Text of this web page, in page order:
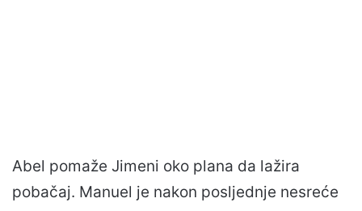
Abel pomaže Jimeni oko plana da lažira
pobačaj. Manuel je nakon posljednje nesreće